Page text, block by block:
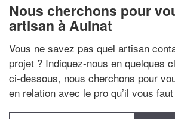
Nous cherchons pour
artisan à Aulnat
Vous ne savez pas quel artisan
projet ? Indiquez-nous en quelques
ci-dessous, nous cherchons pour
en relation avec le pro qu’il vous